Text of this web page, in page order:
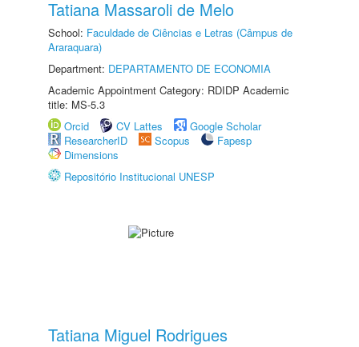
Tatiana Massaroli de Melo
School: Faculdade de Ciências e Letras (Câmpus de
Araraquara)
Department: DEPARTAMENTO DE ECONOMIA
Academic Appointment Category: RDIDP Academic
title: MS-5.3
Orcid
CV Lattes
Google Scholar
ResearcherID
Scopus
Fapesp
Dimensions
Repositório Institucional UNESP
Tatiana Miguel Rodrigues